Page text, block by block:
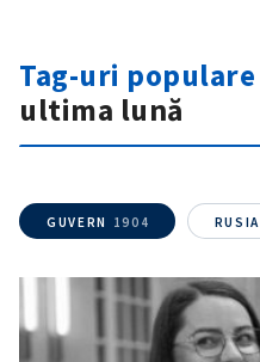
Tag-uri populare
ultima lună
GUVERN 1904 RUSIA